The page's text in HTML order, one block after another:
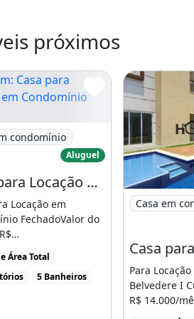
Privativo (Ideal para
Sala para 02
Gourmet: Totalmente
Social e Lavanderia
Diferenciais
Panorâmica: Espaço
para o alto do terreno
Aquecida: Lazer o ano
Produtivo: Jabuticaba,
próximos
Casa para Locação em
condomínio
Aluguel
Casa para Locação em Condomínio Fechado aluguel R$ 15.000,00
Locação em
FechadoValor do
R$
�� [...]
Área Total
5 Banheiros
Imagem:
Casa em
Para
Belvedere I
R$ 14.000/
condomínio,